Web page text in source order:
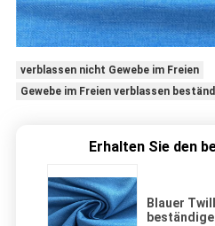
verblassen nicht Gewebe im Freien
Gewebe im Freien verblassen
Erhalten Sie den
Blauer